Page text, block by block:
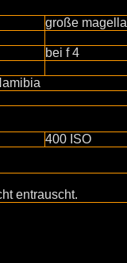
große
bei f 4
400 ISO
entrauscht.